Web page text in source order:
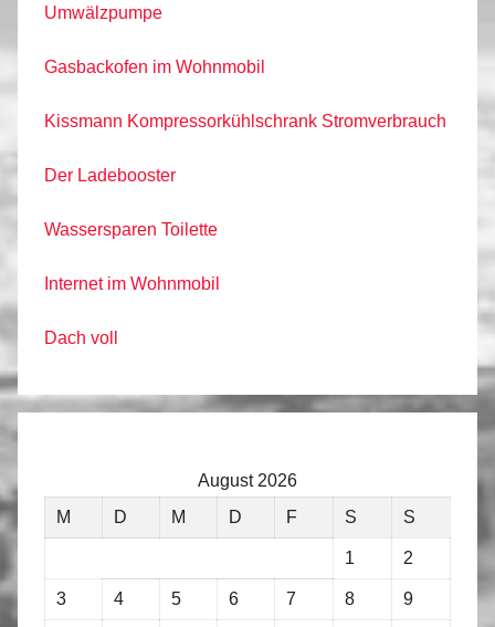
Umwälzpumpe
Gasbackofen im Wohnmobil
Kissmann Kompressorkühlschrank Stromverbrauch
Der Ladebooster
Wassersparen Toilette
Internet im Wohnmobil
Dach voll
August 2026
M
D M D F S S
1 2
3 4 5 6 7 8 9